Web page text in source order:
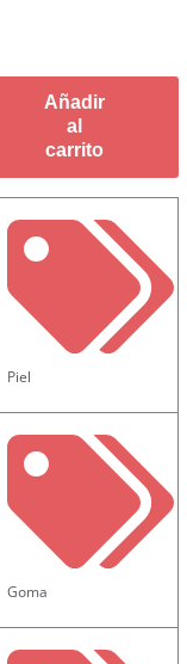
Añadir
al
carrito
Piel
Goma